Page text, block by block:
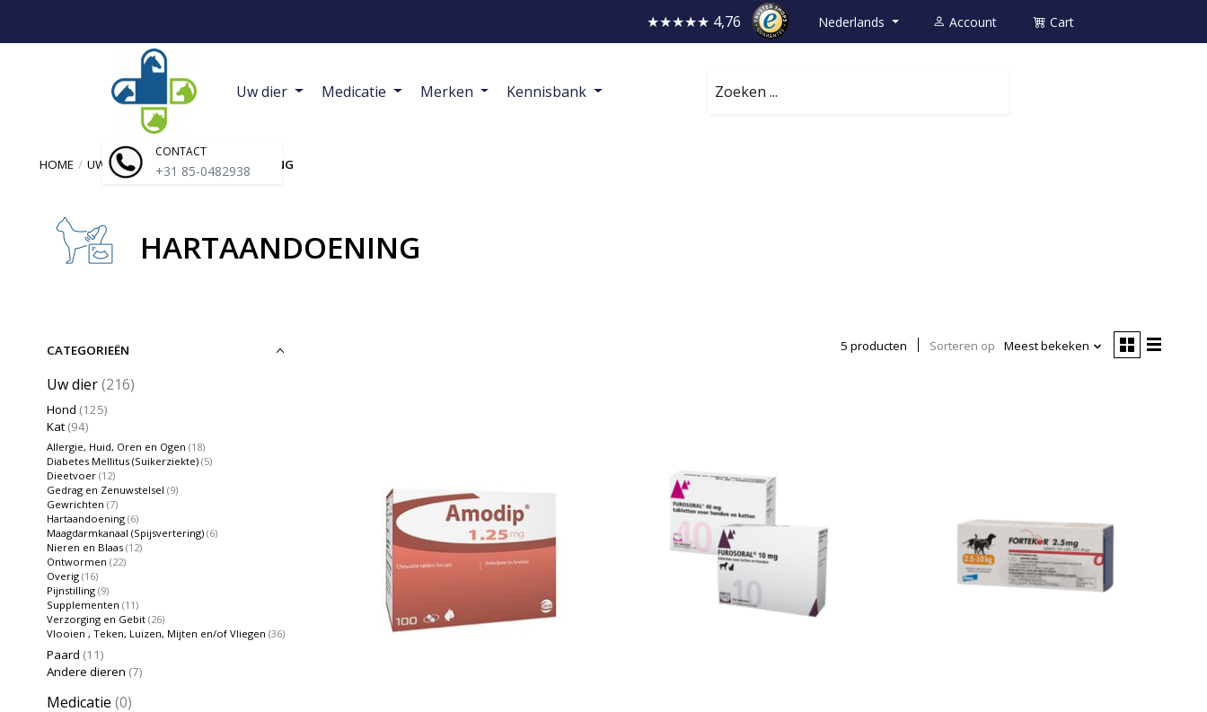
★★★★★ 4,76 Nederlands Account Cart
Uw dier Medicatie Merken Kennisbank
CONTACT
+31 85-0482938
HOME / UW DIER / KAT / HARTAANDOENING
HARTAANDOENING
CATEGORIEËN
Uw dier(216)
Hond (125)
Kat (94)
Allergie, Huid, Oren en Ogen (18)
Diabetes Mellitus (Suikerziekte) (5)
Dieetvoer (12)
Gedrag en Zenuwstelsel (9)
Gewrichten (7)
Hartaandoening (6)
Maagdarmkanaal (Spijsvertering) (6)
Nieren en Blaas (12)
Ontwormen (22)
Overig (16)
Pijnstilling (9)
Supplementen (11)
Verzorging en Gebit (26)
Vlooien , Teken, Luizen, Mijten en/of Vliegen (36)
Paard (11)
Andere dieren (7)
Medicatie (0)
5 producten Sorteren op Meest bekeken